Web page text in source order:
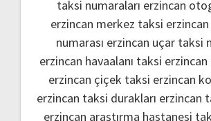
taksi numaraları erzincan
erzincan merkez taksi
numarası erzincan uçar taksi
erzincan havaalanı taksi erzincan
erzincan çiçek taksi erzincan
erzincan taksi durakları erzincan
erzincan araştırma hastanesi